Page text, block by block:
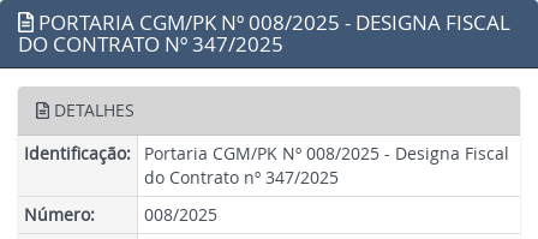
PORTARIA CGM/PK Nº 008/2025 - DESIGNA FISCAL
DO CONTRATO Nº 347/2025
DETALHES
Identificação:
Portaria CGM/PK Nº 008/2025 - Designa Fiscal
do Contrato nº 347/2025
Número:
008/2025